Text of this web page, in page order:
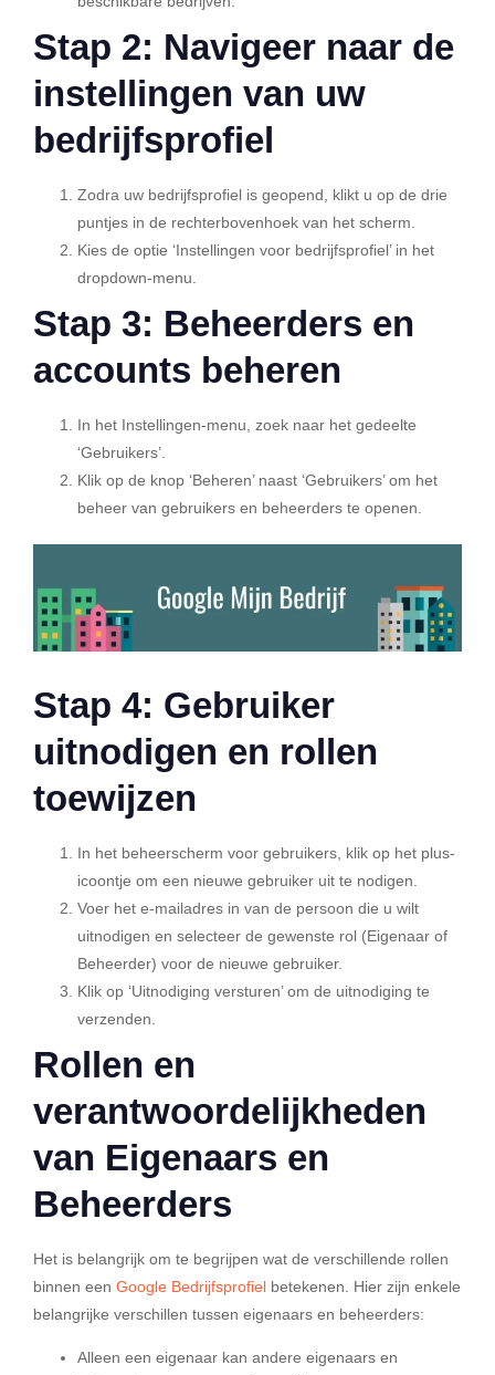
Stap 2: Navigeer naar de
instellingen van uw
bedrijfsprofiel
Zodra uw bedrijfsprofiel is geopend, klikt u op de drie
puntjes in de rechterbovenhoek van het scherm.
Kies de optie ‘Instellingen voor bedrijfsprofiel’ in het
dropdown-menu.
Stap 3: Beheerders en
accounts beheren
In het Instellingen-menu, zoek naar het gedeelte
‘Gebruikers’.
Klik op de knop ‘Beheren’ naast ‘Gebruikers’ om het
beheer van gebruikers en beheerders te openen.
Stap 4: Gebruiker
uitnodigen en rollen
toewijzen
In het beheerscherm voor gebruikers, klik op het plus-
icoontje om een nieuwe gebruiker uit te nodigen.
Voer het e-mailadres in van de persoon die u wilt
uitnodigen en selecteer de gewenste rol (Eigenaar of
Beheerder) voor de nieuwe gebruiker.
Klik op ‘Uitnodiging versturen’ om de uitnodiging te
verzenden.
Rollen en
verantwoordelijkheden
van Eigenaars en
Beheerders
Het is belangrijk om te begrijpen wat de verschillende rollen
binnen een Google Bedrijfsprofiel betekenen. Hier zijn enkele
belangrijke verschillen tussen eigenaars en beheerders:
Alleen een eigenaar kan andere eigenaars en